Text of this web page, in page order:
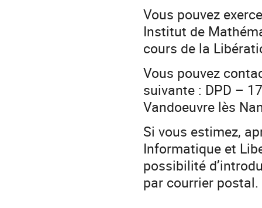
Vous pouvez
Institut de
cours de la
Vous pouvez
suivante : DPD –
Vandoeuvre lès
Si vous estimez,
Informatique et
possibilité
par courrier postal.